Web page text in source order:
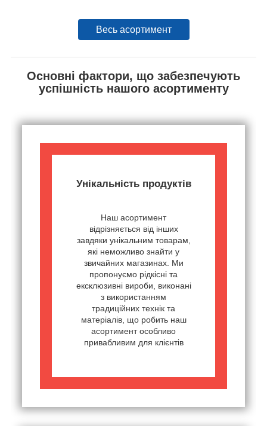
Весь асортимент
Основні фактори, що забезпечують
успішність нашого асортименту
Унікальність продуктів
Наш асортимент
відрізняється від інших
завдяки унікальним товарам,
які неможливо знайти у
звичайних магазинах. Ми
пропонуємо рідкісні та
ексклюзивні вироби, виконані
з використанням
традиційних технік та
матеріалів, що робить наш
асортимент особливо
привабливим для клієнтів